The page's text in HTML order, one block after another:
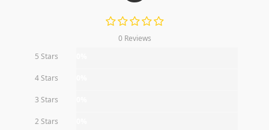
0 Reviews
5 Stars
4 Stars
3 Stars
2 Stars